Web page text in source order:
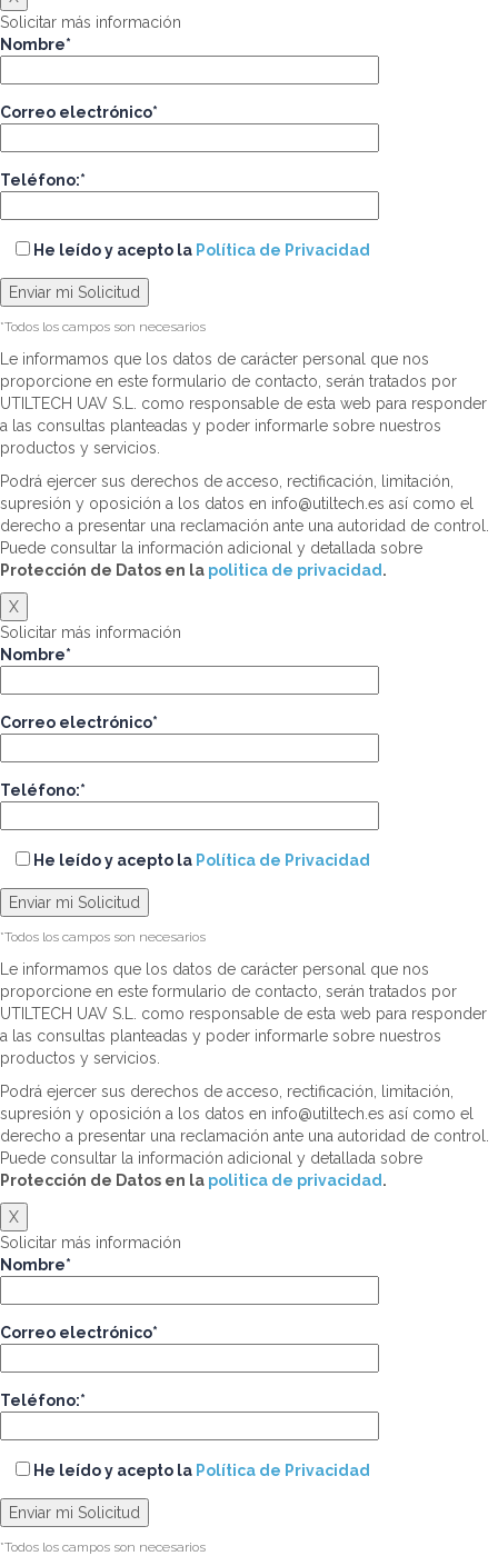
Solicitar más información
Nombre*
Correo electrónico*
Teléfono:*
He leído y acepto la Política de Privacidad
*Todos los campos son necesarios
Le informamos que los datos de carácter personal que nos
proporcione en este formulario de contacto, serán tratados por
UTILTECH UAV S.L. como responsable de esta web para responder
a las consultas planteadas y poder informarle sobre nuestros
productos y servicios.
Podrá ejercer sus derechos de acceso, rectificación, limitación,
supresión y oposición a los datos en info@utiltech.es así como el
derecho a presentar una reclamación ante una autoridad de control.
Puede consultar la información adicional y detallada sobre
Protección de Datos en la politica de privacidad .
X
Solicitar más información
Nombre*
Correo electrónico*
Teléfono:*
He leído y acepto la Política de Privacidad
*Todos los campos son necesarios
Le informamos que los datos de carácter personal que nos
proporcione en este formulario de contacto, serán tratados por
UTILTECH UAV S.L. como responsable de esta web para responder
a las consultas planteadas y poder informarle sobre nuestros
productos y servicios.
Podrá ejercer sus derechos de acceso, rectificación, limitación,
supresión y oposición a los datos en info@utiltech.es así como el
derecho a presentar una reclamación ante una autoridad de control.
Puede consultar la información adicional y detallada sobre
Protección de Datos en la politica de privacidad .
X
Solicitar más información
Nombre*
Correo electrónico*
Teléfono:*
He leído y acepto la Política de Privacidad
*Todos los campos son necesarios